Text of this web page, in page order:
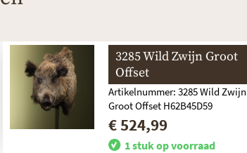
3285 Wild Zwijn Groot
Offset
Artikelnummer: 3285 Wild Zwijn
Groot Offset H62B45D59
€ 524,99
1 stuk op voorraad